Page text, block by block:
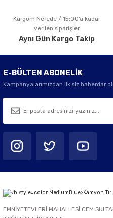
Kargom Nerede / 15:00’a kadar
verilen siparişler
Aynı Gün Kargo Takip
E-BÜLTEN ABONELİK
Kampanyalarımızdan ilk siz haberdar
EMNİYETEVLERİ MAHALLESİ CEM